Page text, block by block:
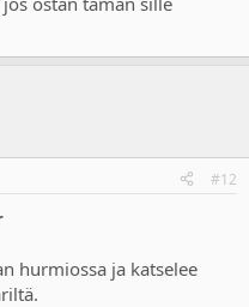
#12
hurmiossa ja katselee